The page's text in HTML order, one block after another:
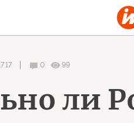
0 99
ли